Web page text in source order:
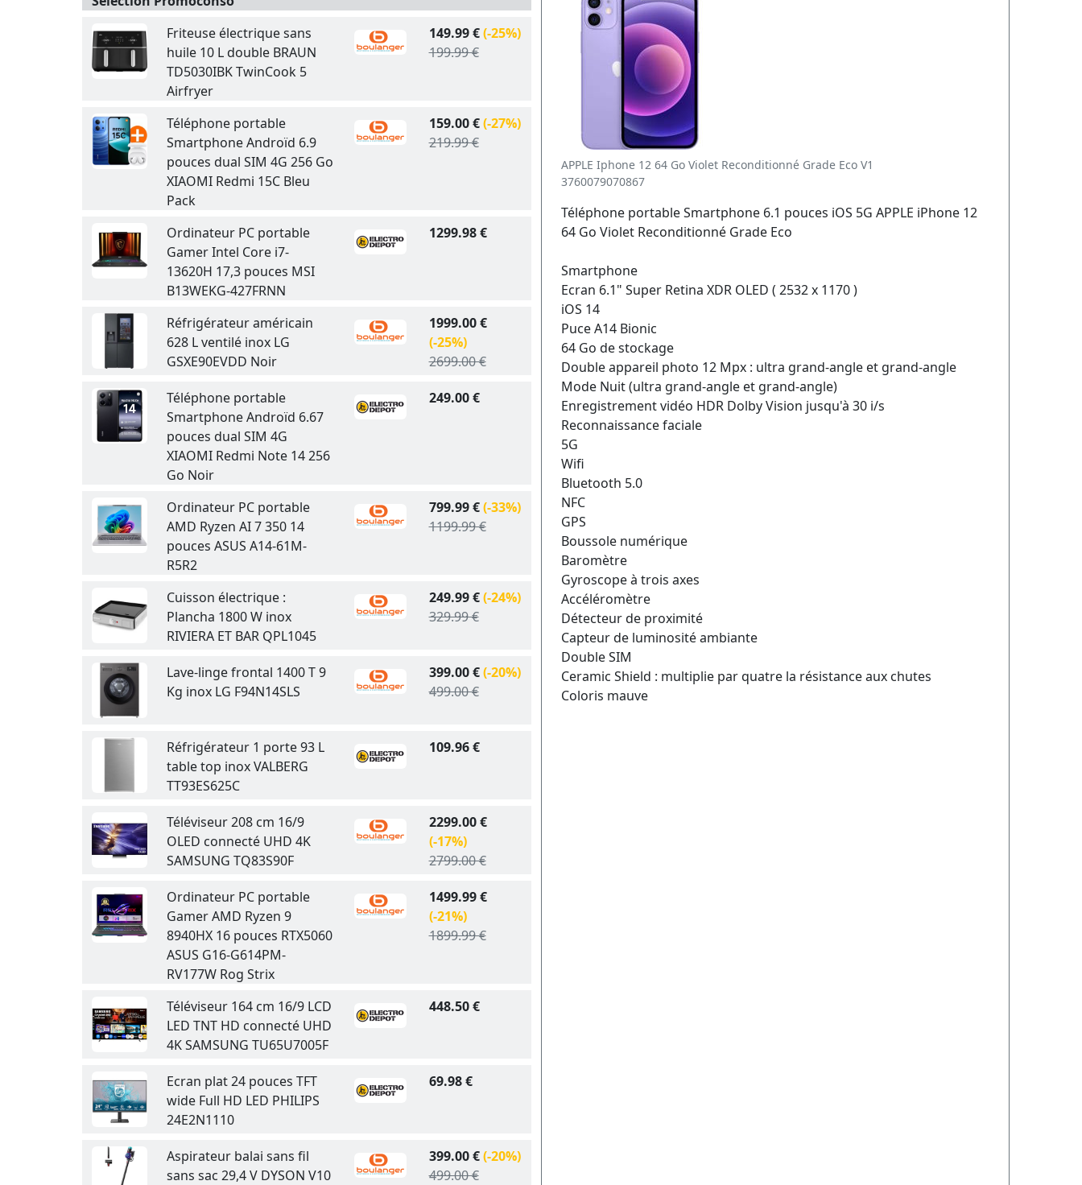
Friteuse électrique sans
huile 10 L double BRAUN
TD5030IBK TwinCook 5
Airfryer
149.99 €(-25%)
199.99 €
Téléphone portable
Smartphone Androïd 6.9
pouces dual SIM 4G 256 Go
XIAOMI Redmi 15C Bleu
Pack
159.00 €(-27%)
219.99 €
Ordinateur PC portable
Gamer Intel Core i7-
13620H 17,3 pouces MSI
B13WEKG-427FRNN
1299.98 €
Réfrigérateur américain
628 L ventilé inox LG
GSXE90EVDD Noir
1999.00 €
(-25%)
2699.00 €
Téléphone portable
Smartphone Androïd 6.67
pouces dual SIM 4G
XIAOMI Redmi Note 14 256
Go Noir
249.00 €
Ordinateur PC portable
AMD Ryzen AI 7 350 14
pouces ASUS A14-61M-
R5R2
799.99 €(-33%)
1199.99 €
Cuisson électrique :
Plancha 1800 W inox
RIVIERA ET BAR QPL1045
249.99 €(-24%)
329.99 €
Lave-linge frontal 1400 T 9
Kg inox LG F94N14SLS
399.00 €(-20%)
499.00 €
Réfrigérateur 1 porte 93 L
table top inox VALBERG
TT93ES625C
109.96 €
Téléviseur 208 cm 16/9
OLED connecté UHD 4K
SAMSUNG TQ83S90F
2299.00 €
(-17%)
2799.00 €
Ordinateur PC portable
Gamer AMD Ryzen 9
8940HX 16 pouces RTX5060
ASUS G16-G614PM-
RV177W Rog Strix
1499.99 €
(-21%)
1899.99 €
Téléviseur 164 cm 16/9 LCD
LED TNT HD connecté UHD
4K SAMSUNG TU65U7005F
448.50 €
Ecran plat 24 pouces TFT
wide Full HD LED PHILIPS
24E2N1110
69.98 €
Aspirateur balai sans fil
sans sac 29,4 V DYSON V10
399.00 €(-20%)
499.00 €
APPLE Iphone 12 64 Go Violet Reconditionné Grade Eco V1
3760079070867
Téléphone portable Smartphone 6.1 pouces iOS 5G APPLE iPhone 12
64 Go Violet Reconditionné Grade Eco
Smartphone
Ecran 6.1" Super Retina XDR OLED ( 2532 x 1170 )
iOS 14
Puce A14 Bionic
64 Go de stockage
Double appareil photo 12 Mpx : ultra grand‑angle et grand‑angle
Mode Nuit (ultra grand-angle et grand-angle)
Enregistrement vidéo HDR Dolby Vision jusqu'à 30 i/s
Reconnaissance faciale
5G
Wifi
Bluetooth 5.0
NFC
GPS
Boussole numérique
Baromètre
Gyroscope à trois axes
Accéléromètre
Détecteur de proximité
Capteur de luminosité ambiante
Double SIM
Ceramic Shield : multiplie par quatre la résistance aux chutes
Coloris mauve